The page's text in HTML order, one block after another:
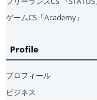
ゲームCS『Academy』
Profile
プロフィール
ビジネス